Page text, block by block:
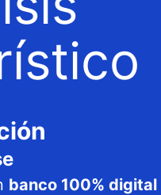
banco 100% digital